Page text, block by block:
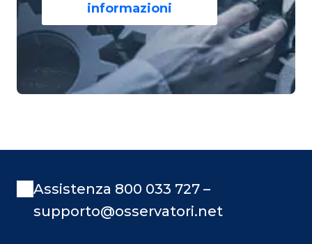
informazioni
Assistenza 800 033 727 –
supporto@osservatori.net